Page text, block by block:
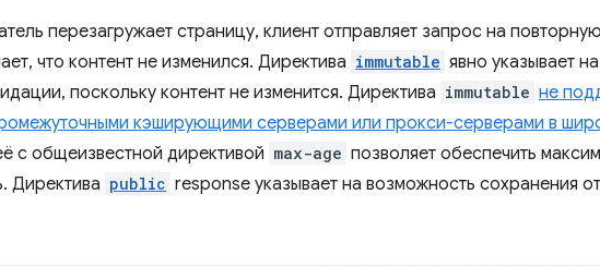
перезагружает страницу, клиент отправляет запрос на
что контент не изменился. Директива immutable явно указывает
поскольку контент не изменится. Директива immutable не
кэширующими серверами или прокси-серверами в
с общеизвестной директивой max-age позволяет обеспечить
Директива public response указывает на возможность сохранения